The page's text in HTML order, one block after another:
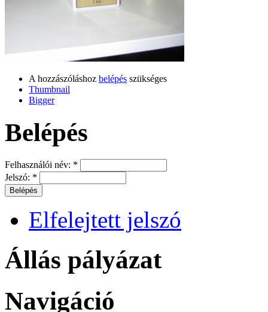
A hozzászóláshoz belépés szükséges
Thumbnail
Bigger
Belépés
Felhasználói név: *
Jelszó: *
Elfelejtett jelszó
Állás pályázat
Navigáció